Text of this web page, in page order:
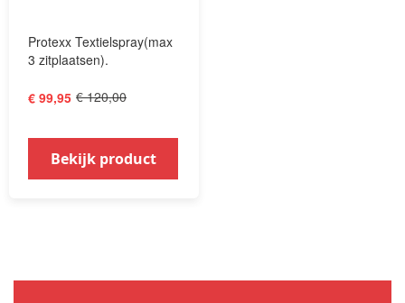
Protexx Textielspray(max
3 zitplaatsen).
€ 99,95 € 120,00
Bekijk product